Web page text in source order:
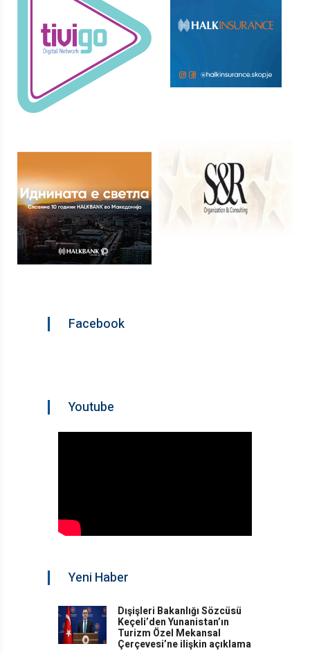
Facebook
Youtube
Yeni Haber
Dışişleri Bakanlığı Sözcüsü
Keçeli’den Yunanistan’ın
Turizm Özel Mekansal
Çerçevesi’ne ilişkin açıklama